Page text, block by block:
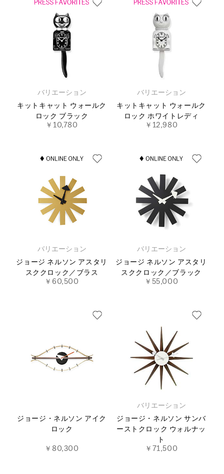
バリエーション
キットキャット ウォールク
ロック ブラック
￥10,780
バリエーション
キットキャット ウォールク
ロック ホワイトレディ
￥12,980
バリエーション
ジョージ ネルソン アスタリ
スククロック／ブラス
￥60,500
バリエーション
ジョージ ネルソン アスタリ
スククロック／ブラック
￥55,000
ジョージ・ネルソン アイク
ロック
￥80,300
バリエーション
ジョージ・ネルソン サンバ
ーストクロック ウォルナッ
ト
￥71,500